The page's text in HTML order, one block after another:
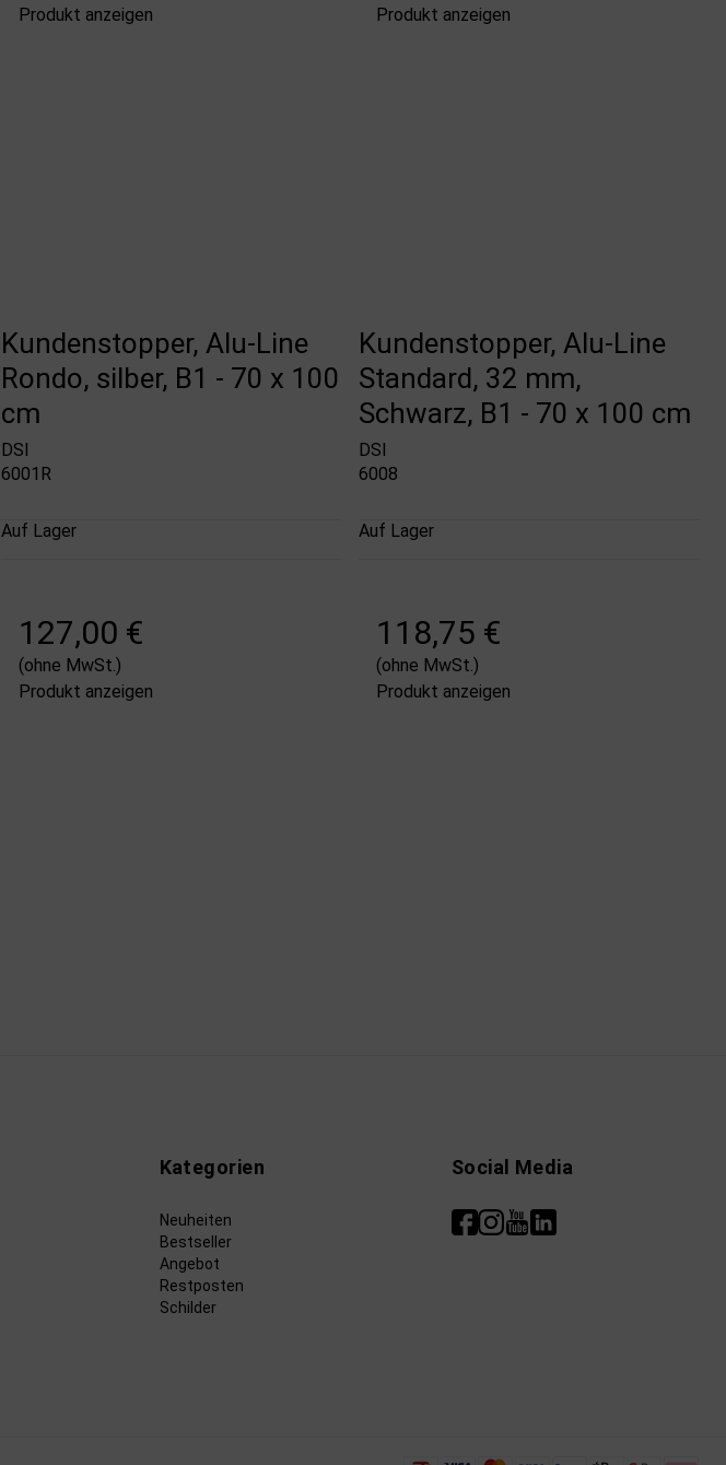
Produkt anzeigen
Produkt anzeigen
Kundenstopper, Alu-Line
Rondo, silber, B1 - 70 x 100
cm
DSI
6001R
Auf Lager
127,00 €
(ohne MwSt.)
Produkt anzeigen
Kundenstopper, Alu-Line
Standard, 32 mm,
Schwarz, B1 - 70 x 100 cm
DSI
6008
Auf Lager
118,75 €
(ohne MwSt.)
Produkt anzeigen
Kategorien
Neuheiten
Bestseller
Angebot
Restposten
Schilder
Social Media